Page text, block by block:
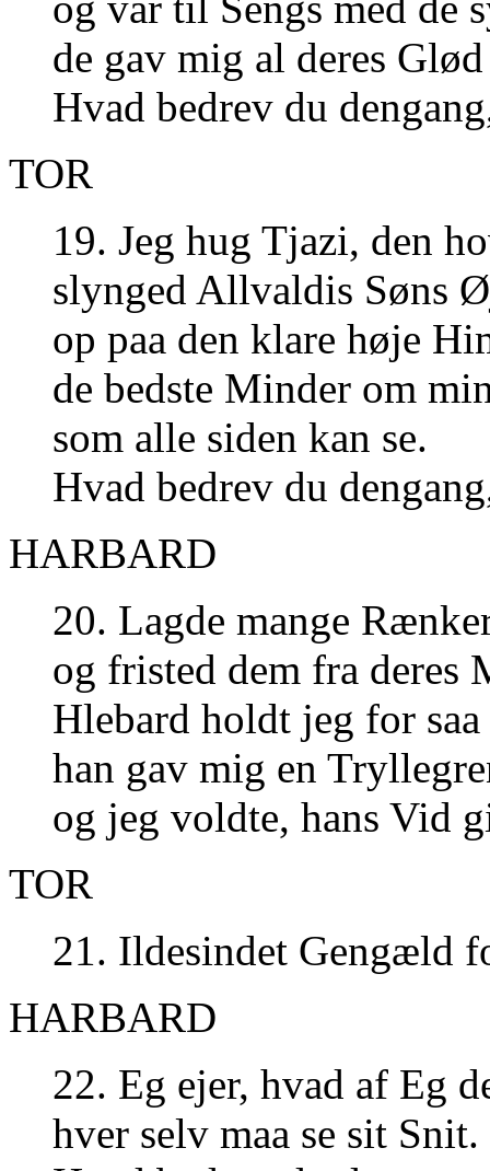
de gav mig al deres
Hvad bedrev du
TOR
19. Jeg hug Tjazi, den
slynged Allvaldis Søns
op paa den klare høje
de bedste Minder om
som alle siden kan se.
Hvad bedrev du
HARBARD
20. Lagde mange
og fristed dem fra deres
Hlebard holdt jeg for
han gav mig en
og jeg voldte, hans Vid
TOR
21. Ildesindet Gengæld
HARBARD
22. Eg ejer, hvad af Eg
hver selv maa se sit Snit.